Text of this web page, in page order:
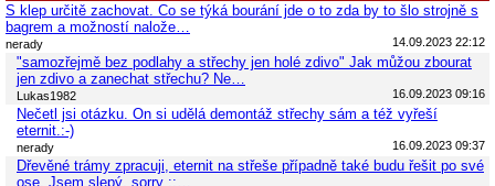
S klep určitě zachovat. Co se týká bourání jde o to zda by to šlo strojně s
bagrem a možností nalože…
nerady 14.09.2023 22:12
"samozřejmě bez podlahy a střechy jen holé zdivo" Jak můžou zbourat
jen zdivo a zanechat střechu? Ne…
Lukas1982 16.09.2023 09:16
Nečetl jsi otázku. On si udělá demontáž střechy sám a též vyřeší
eternit.:-)
nerady 16.09.2023 09:37
Dřevěné trámy zpracuji, eternit na střeše případně také budu řešit po své
ose. Jsem slepý, sorry ::…